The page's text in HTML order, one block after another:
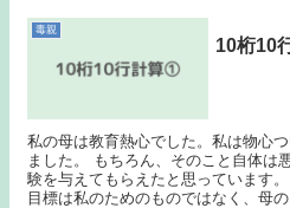
毒親
10桁10
私の母は教育熱心でした。私は物心
ました。 もちろん、そのこと自体は
験を与えてもらえたと思っています
目標は私のためのものではなく、母の